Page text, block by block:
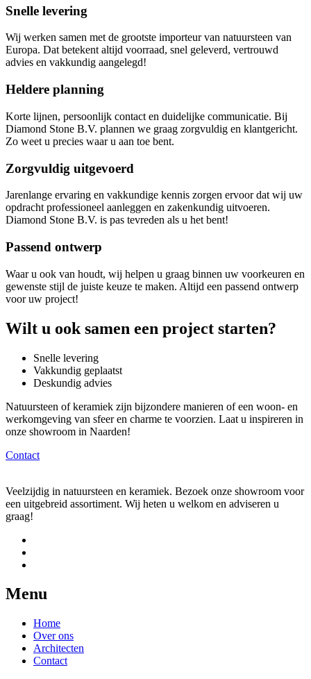
Snelle levering
Wij werken samen met de grootste importeur van natuursteen van
Europa. Dat betekent altijd voorraad, snel geleverd, vertrouwd
advies en vakkundig aangelegd!
Heldere planning
Korte lijnen, persoonlijk contact en duidelijke communicatie. Bij
Diamond Stone B.V. plannen we graag zorgvuldig en klantgericht.
Zo weet u precies waar u aan toe bent.
Zorgvuldig uitgevoerd
Jarenlange ervaring en vakkundige kennis zorgen ervoor dat wij uw
opdracht professioneel aanleggen en zakenkundig uitvoeren.
Diamond Stone B.V. is pas tevreden als u het bent!
Passend ontwerp
Waar u ook van houdt, wij helpen u graag binnen uw voorkeuren en
gewenste stijl de juiste keuze te maken. Altijd een passend ontwerp
voor uw project!
Wilt u ook samen een project starten?
Snelle levering
Vakkundig geplaatst
Deskundig advies
Natuursteen of keramiek zijn bijzondere manieren of een woon- en
werkomgeving van sfeer en charme te voorzien. Laat u inspireren in
onze showroom in Naarden!
Contact
Veelzijdig in natuursteen en keramiek. Bezoek onze showroom voor
een uitgebreid assortiment. Wij heten u welkom en adviseren u
graag!
Menu
Home
Over ons
Architecten
Contact